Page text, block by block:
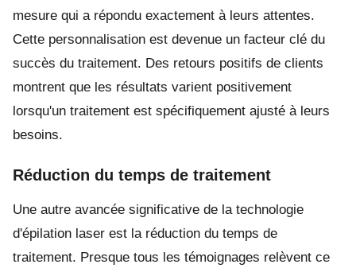
mesure qui a répondu exactement à leurs attentes.
Cette personnalisation est devenue un facteur clé du
succès du traitement. Des retours positifs de clients
montrent que les résultats varient positivement
lorsqu'un traitement est spécifiquement ajusté à leurs
besoins.
Réduction du temps de traitement
Une autre avancée significative de la technologie
d'épilation laser est la réduction du temps de
traitement. Presque tous les témoignages relèvent ce